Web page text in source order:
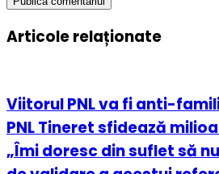
Articole relaționate
Viitorul PNL va fi anti-
PNL Tineret sfidează
„Îmi doresc din suflet să